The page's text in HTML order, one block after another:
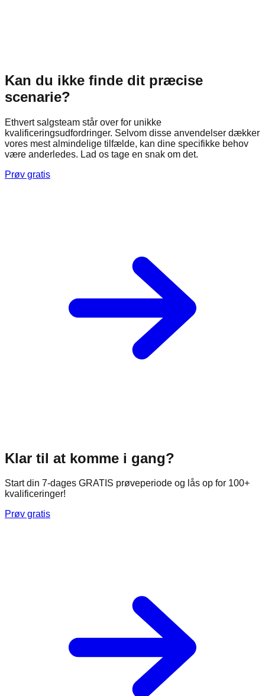
Kan du ikke finde dit præcise
scenarie?
Ethvert salgsteam står over for unikke
kvalificeringsudfordringer. Selvom disse anvendelser dækker
vores mest almindelige tilfælde, kan dine specifikke behov
være anderledes. Lad os tage en snak om det.
Prøv gratis
Klar til at komme i gang?
Start din 7-dages GRATIS prøveperiode og lås op for 100+
kvalificeringer!
Prøv gratis